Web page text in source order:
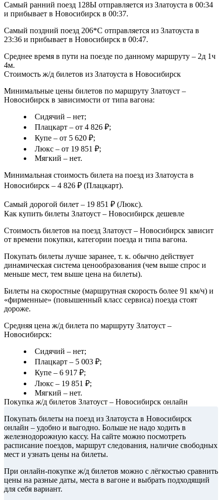
Самый ранний поезд 128Ы отправляется из Златоуста в 00:34
и прибывает в Новосибирск в 00:37.
Самый поздний поезд 206*С отправляется из Златоуста в
23:36 и прибывает в Новосибирск в 00:47.
Среднее время в пути на поезде по данному маршруту – 2д 1ч
4м.
Стоимость ж/д билетов из Златоуста в Новосибирск
Минимальные цены билетов по маршруту Златоуст –
Новосибирск в зависимости от типа вагона:
Сидячий – нет;
Плацкарт – от 4 826 ₽;
Купе – от 5 620 ₽;
Люкс – от 19 851 ₽;
Мягкий – нет.
Минимальная стоимость билета на поезд из Златоуста в
Новосибирск – 4 826 ₽ (Плацкарт).
Самый дорогой билет – 19 851 ₽ (Люкс).
Как купить билеты Златоуст – Новосибирск дешевле
Стоимость билетов на поезд Златоуст – Новосибирск зависит
от времени покупки, категории поезда и типа вагона.
Покупать билеты лучше заранее, т. к. обычно действует
динамическая система ценообразования (чем выше спрос и
меньше мест, тем выше цена на билеты).
Билеты на скоростные (маршрутная скорость более 91 км/ч) и
«фирменные» (повышенный класс сервиса) поезда стоят
дороже.
Средняя цена ж/д билета по маршруту Златоуст –
Новосибирск:
Сидячий – нет;
Плацкарт – 5 003 ₽;
Купе – 6 917 ₽;
Люкс – 19 851 ₽;
Мягкий – нет.
Покупка ж/д билетов Златоуст – Новосибирск онлайн
Покупать билеты на поезд из Златоуста в Новосибирск
онлайн – удобно и выгодно. Больше не надо ходить в
железнодорожную кассу. На сайте можно посмотреть
расписание поездов, маршрут следования, наличие свободных
мест и узнать цены на билеты.
При онлайн-покупке ж/д билетов можно с лёгкостью сравнить
цены на разные даты, места в вагоне и выбрать подходящий
для себя вариант.